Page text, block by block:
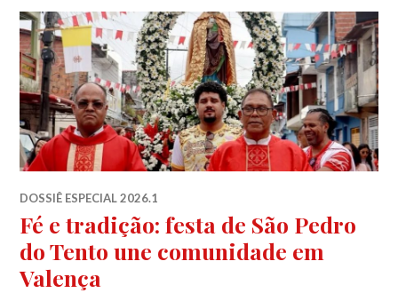
DOSSIÊ ESPECIAL 2026.1
Fé e tradição: festa de São Pedro
do Tento une comunidade em
Valença